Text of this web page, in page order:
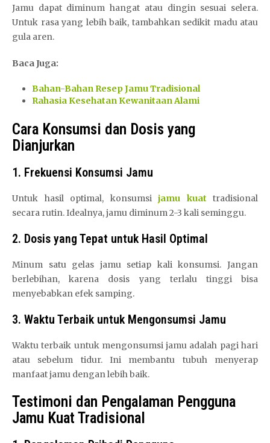
Jamu dapat diminum hangat atau dingin sesuai selera.
Untuk rasa yang lebih baik, tambahkan sedikit madu atau
gula aren.
Baca Juga:
Bahan-Bahan Resep Jamu Tradisional
Rahasia Kesehatan Kewanitaan Alami
Cara Konsumsi dan Dosis yang
Dianjurkan
1. Frekuensi Konsumsi Jamu
Untuk hasil optimal, konsumsi jamu kuat tradisional
secara rutin. Idealnya, jamu diminum 2-3 kali seminggu.
2. Dosis yang Tepat untuk Hasil Optimal
Minum satu gelas jamu setiap kali konsumsi. Jangan
berlebihan, karena dosis yang terlalu tinggi bisa
menyebabkan efek samping.
3. Waktu Terbaik untuk Mengonsumsi Jamu
Waktu terbaik untuk mengonsumsi jamu adalah pagi hari
atau sebelum tidur. Ini membantu tubuh menyerap
manfaat jamu dengan lebih baik.
Testimoni dan Pengalaman Pengguna
Jamu Kuat Tradisional